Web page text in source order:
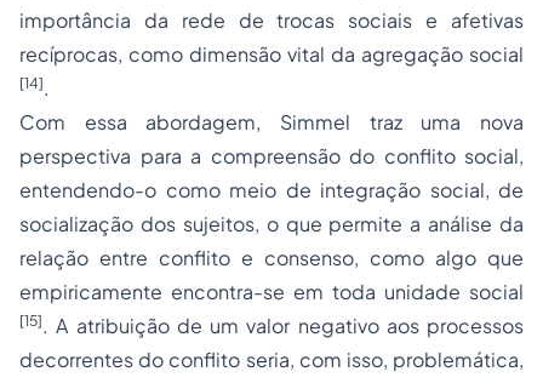
importância da rede de trocas sociais e afetivas
recíprocas, como dimensão vital da agregação social
[14].
Com essa abordagem, Simmel traz uma nova
perspectiva para a compreensão do conflito social,
entendendo-o como meio de integração social, de
socialização dos sujeitos, o que permite a análise da
relação entre conflito e consenso, como algo que
empiricamente encontra-se em toda unidade social
[15]. A atribuição de um valor negativo aos processos
decorrentes do conflito seria, com isso, problemática,